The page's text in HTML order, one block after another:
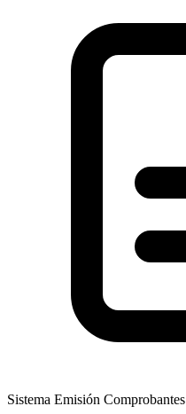
Sistema Emisión Comprobantes